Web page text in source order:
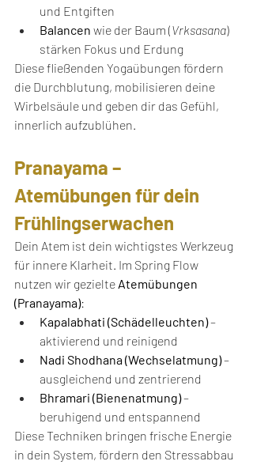
und Entgiften
Balancen wie der Baum (Vrksasana)
stärken Fokus und Erdung
Diese fließenden Yogaübungen fördern
die Durchblutung, mobilisieren deine
Wirbelsäule und geben dir das Gefühl,
innerlich aufzublühen.
Pranayama –
Atemübungen für dein
Frühlingserwachen
Dein Atem ist dein wichtigstes Werkzeug
für innere Klarheit. Im Spring Flow
nutzen wir gezielte Atemübungen
(Pranayama):
Kapalabhati (Schädelleuchten) –
aktivierend und reinigend
Nadi Shodhana (Wechselatmung) –
ausgleichend und zentrierend
Bhramari (Bienenatmung) –
beruhigend und entspannend
Diese Techniken bringen frische Energie
in dein System, fördern den Stressabbau